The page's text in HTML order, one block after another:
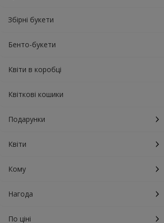
Збірні букети
Бенто-букети
Квіти в коробці
Квіткові кошики
Подарунки
Квіти
Кому
Нагода
По ціні